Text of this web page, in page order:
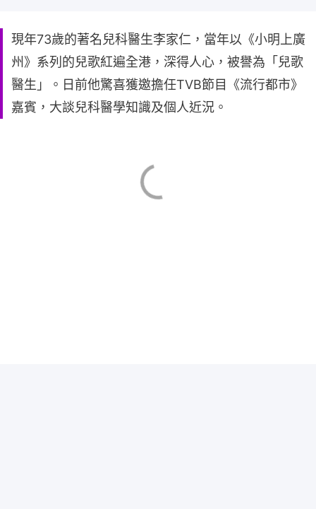
現年73歲的著名兒科醫生李家仁，當年以《小明上廣
州》系列的兒歌紅遍全港，深得人心，被譽為「兒歌
醫生」。日前他驚喜獲邀擔任TVB節目《流行都市》
嘉賓，大談兒科醫學知識及個人近況。